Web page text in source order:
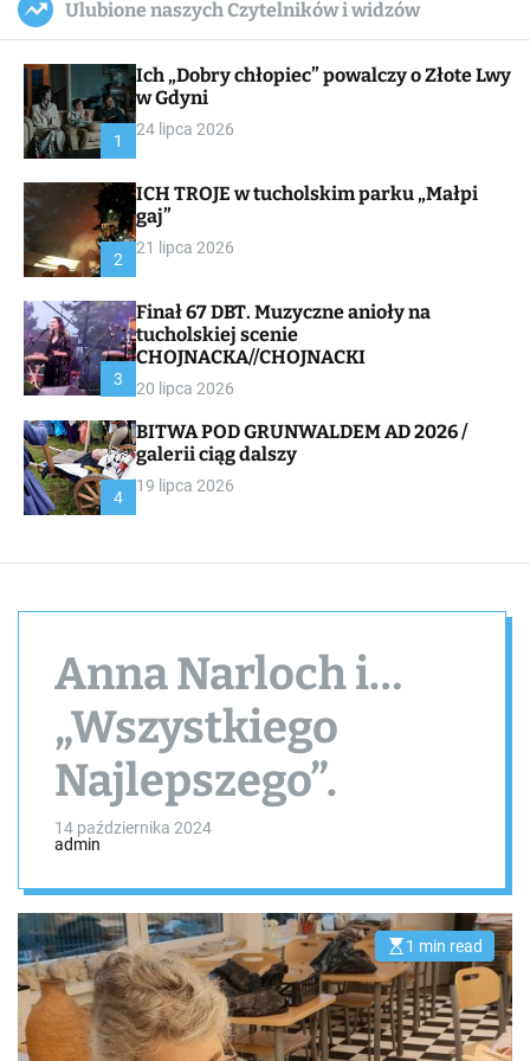
c
a
a
s
W
i
e
l
c
Ulubione naszych Czytelników i widzów
1
Ich „Dobry chłopiec” powalczy o Złote Lwy
w Gdyni
24 lipca 2026
2
ICH TROJE w tucholskim parku „Małpi
gaj”
21 lipca 2026
3
Finał 67 DBT. Muzyczne anioły na
tucholskiej scenie
CHOJNACKA//CHOJNACKI
20 lipca 2026
4
BITWA POD GRUNWALDEM AD 2026 /
galerii ciąg dalszy
19 lipca 2026
Anna Narloch i…
„Wszystkiego
Najlepszego”.
14 października 2024
admin
E
t
i
m
a
t
1 min read